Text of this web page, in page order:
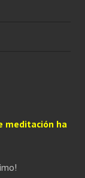
meditación ha